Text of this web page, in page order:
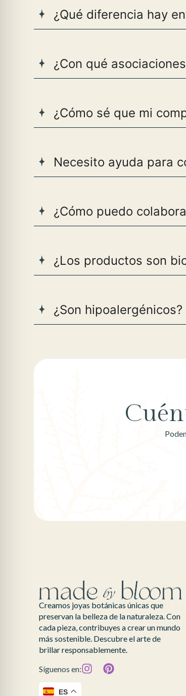
¿Qué diferencia hay
¿Con qué
¿Cómo sé que mi
Necesito ayuda para
¿Cómo puedo
¿Los productos son
¿Son hipoalergénicos?
Creamos joyas botánicas únicas que
preservan la belleza de la naturaleza. Con
cada pieza, contribuyes a crear un mundo
más sostenible. Descubre el arte de
brillar responsablemente.
Síguenos en:
ES